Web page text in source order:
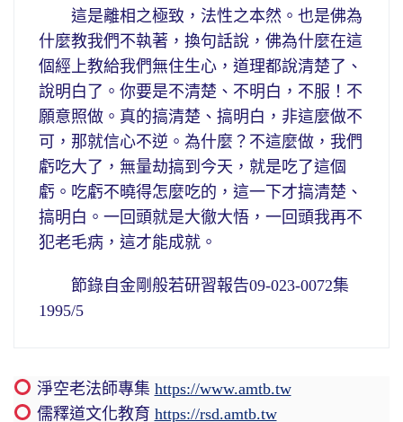
這是離相之極致，法性之本然。也是佛為
什麼教我們不執著，換句話說，佛為什麼在這
個經上教給我們無住生心，道理都說清楚了、
說明白了。你要是不清楚、不明白，不服！不
願意照做。真的搞清楚、搞明白，非這麼做不
可，那就信心不逆。為什麼？不這麼做，我們
虧吃大了，無量劫搞到今天，就是吃了這個
虧。吃虧不曉得怎麼吃的，這一下才搞清楚、
搞明白。一回頭就是大徹大悟，一回頭我再不
犯老毛病，這才能成就。
節錄自金剛般若研習報告09-023-0072集
1995/5
淨空老法師專集 https://www.amtb.tw
儒釋道文化教育 https://rsd.amtb.tw